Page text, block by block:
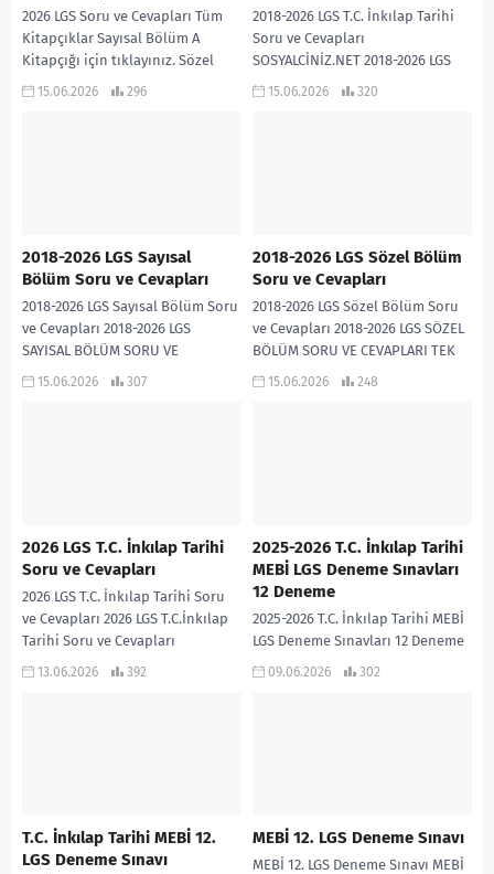
2026 LGS Soru ve Cevapları Tüm
Kitapçıklar Sayısal Bölüm A
Kitapçığı için tıklayınız. Sözel
Bölüm A Kitapçığı için tıklayınız.
15.06.2026 296
2018-2026 LGS T.C. İnkılap Tarihi
Soru ve Cevapları
SOSYALCİNİZ.NET 2018-2026 LGS
T.C. İNKILAP TARİHİ SORU VE
15.06.2026 320
2018-2026 LGS Sayısal
Bölüm Soru ve Cevapları
2018-2026 LGS Sayısal Bölüm Soru
ve Cevapları 2018-2026 LGS
SAYISAL BÖLÜM SORU VE
CEVAPLARI TEK PDF
15.06.2026 307
2018-2026 LGS Sözel Bölüm
Soru ve Cevapları
2018-2026 LGS Sözel Bölüm Soru
ve Cevapları 2018-2026 LGS SÖZEL
BÖLÜM SORU VE CEVAPLARI TEK
PDF
15.06.2026 248
2026 LGS T.C. İnkılap Tarihi
Soru ve Cevapları
2026 LGS T.C. İnkılap Tarihi Soru
ve Cevapları 2026 LGS T.C.İnkılap
Tarihi Soru ve Cevapları
13.06.2026 392
2025-2026 T.C. İnkılap Tarihi
MEBİ LGS Deneme Sınavları
12 Deneme
2025-2026 T.C. İnkılap Tarihi MEBİ
LGS Deneme Sınavları 12 Deneme
2025-2026 eğitim öğretim yılında
09.06.2026 302
T.C. İnkılap Tarihi MEBİ 12.
LGS Deneme Sınavı
MEBİ 12. LGS Deneme Sınavı
MEBİ 12. LGS Deneme Sınavı MEBİ